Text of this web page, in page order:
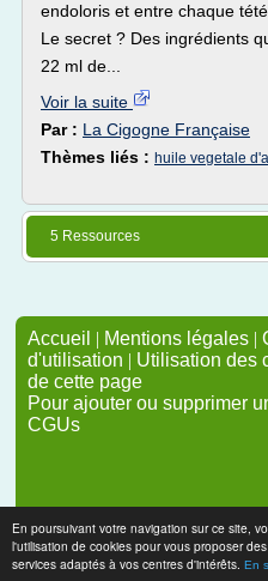
En poursuivant votre navigation sur ce site,
l'utilisation de cookies pour vous proposer
services adaptés à vos centres d'intérêts. En
endoloris et entre chaque
Le secret ? Des ingrédients
22 ml de...
Voir la suite
Par : La Cigogne Française
Thèmes liés : huile vegetale
5 Ressources
Accueil | Mentions légales |
d'utilisation | Utilisation des
de cette page
Pour ajouter ou supprimer
CGUs